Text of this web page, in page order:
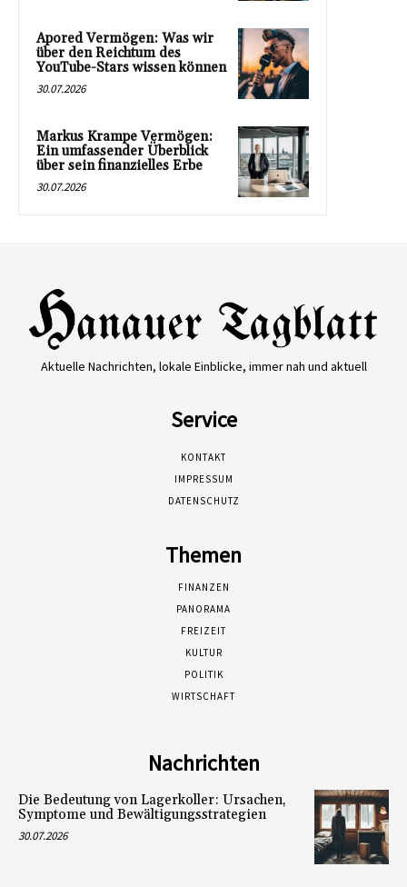
Apored Vermögen: Was wir
über den Reichtum des
YouTube-Stars wissen können
30.07.2026
Markus Krampe Vermögen:
Ein umfassender Überblick
über sein finanzielles Erbe
30.07.2026
Aktuelle Nachrichten, lokale Einblicke, immer nah und aktuell
Service
KONTAKT
IMPRESSUM
DATENSCHUTZ
Themen
FINANZEN
PANORAMA
FREIZEIT
KULTUR
POLITIK
WIRTSCHAFT
Nachrichten
Die Bedeutung von Lagerkoller: Ursachen,
Symptome und Bewältigungsstrategien
30.07.2026